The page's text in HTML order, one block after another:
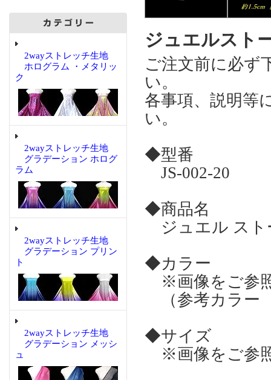
2wayストレッチ生地
ホログラム ・メタリッ
ク
2wayストレッチ生地
グラデーション ホログ
ラム
2wayストレッチ生地
グラデーション プリン
ト
2wayストレッチ生地
グラデーション メッシ
ュ
ジュエルスト
ご注文前に必ず
い。
各事項、説明等
い。
◆型番
JS-002-20
◆商品名
ジュエル スト
◆カラー
※画像をご参
（参考カラー
◆サイズ
※画像をご参